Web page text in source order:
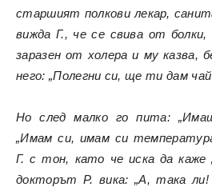
старшият полкови лекар,
вижда Г., че се свива от болки,
заразен от холера и му казва,
него: „Полегни си, ще ти дам
Но след малко го пита:
„Имам си, имам си
Г. с тон, като че иска да каже
докторът Р. вика: „А, така ли!